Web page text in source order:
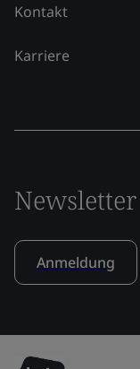
Kontakt
Karriere
Anmeldung